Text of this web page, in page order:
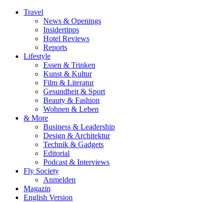
Travel
News & Openings
Insidertipps
Hotel Reviews
Reports
Lifestyle
Essen & Trinken
Kunst & Kultur
Film & Literatur
Gesundheit & Sport
Beauty & Fashion
Wohnen & Leben
& More
Business & Leadership
Design & Architektur
Technik & Gadgets
Editorial
Podcast & Interviews
Fly Society
Anmelden
Magazin
English Version